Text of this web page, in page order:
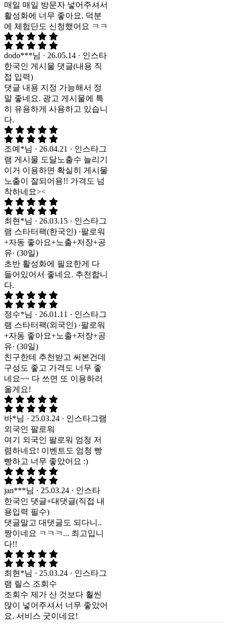
매일 매일 방문자 넣어주셔서
활성화에 너무 좋아요. 덕분
에 체험단도 신청했어요 ㅋㅋ
dodo***님 · 26.05.14 · 인스타
한국인 게시물 댓글(내용 직
접 입력)
댓글 내용 지정 가능해서 정
말 좋네요. 광고 게시물에 특
히 유용하게 사용하고 있습니
다.
조예*님 · 26.04.21 · 인스타그
램 게시물 도달노출수 늘리기
이거 이용하면 확실히 게시물
노출이 잘되어용!! 가격도 넘
착하네요><
최현*님 · 26.03.15 · 인스타그
램 스타터팩(한국인) ·팔로워
+자동 좋아요+노출+저장+공
유· (30일)
초반 활성화에 필요한게 다
들어있어서 좋네요. 추천합니
다.
정수*님 · 26.01.11 · 인스타그
램 스타터팩(외국인) ·팔로워
+자동 좋아요+노출+저장+공
유· (30일)
친구한테 추천받고 써본건데
구성도 좋고 가격도 너무 좋
네요~~ 다 쓰면 또 이용하러
올게요!
바*님 · 25.03.24 · 인스타그램
외국인 팔로워
여기 외국인 팔로워 엄청 저
렴하네요! 이벤트도 엄청 빵
빵하고 너무 좋았어요 :)
jan***님 · 25.03.24 · 인스타
한국인 댓글+대댓글(직접 내
용입력 필수)
댓글말고 대댓글도 되다니..
짱이네요 ㅋㅋㅋ... 최고입니
다!!
최현*님 · 25.03.24 · 인스타그
램 릴스 조회수
조회수 제가 산 것보다 훨씬
많이 넣어주셔서 너무 좋았어
요. 서비스 굿이네요!